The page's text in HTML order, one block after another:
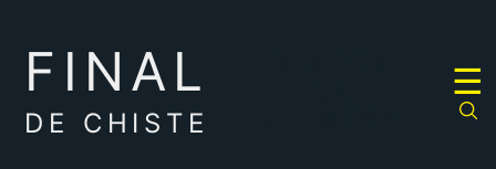
FINAL
DE CHISTE
☰